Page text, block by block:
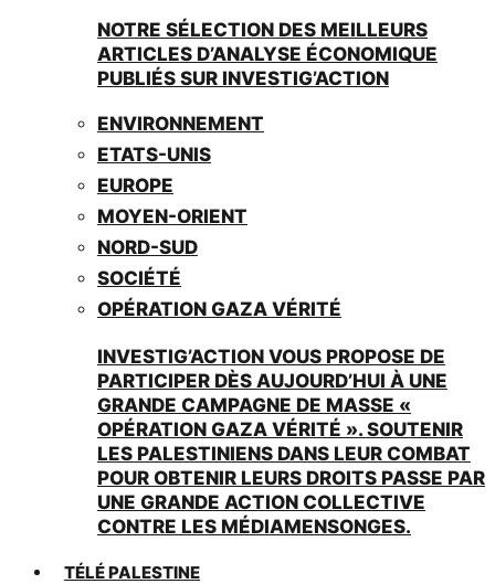
NOTRE SÉLECTION DES MEILLEURS
ARTICLES D’ANALYSE ÉCONOMIQUE
PUBLIÉS SUR INVESTIG’ACTION
ENVIRONNEMENT
ETATS-UNIS
EUROPE
MOYEN-ORIENT
NORD-SUD
SOCIÉTÉ
OPÉRATION GAZA VÉRITÉ
INVESTIG’ACTION VOUS PROPOSE DE
PARTICIPER DÈS AUJOURD’HUI À UNE
GRANDE CAMPAGNE DE MASSE «
OPÉRATION GAZA VÉRITÉ ». SOUTENIR
LES PALESTINIENS DANS LEUR COMBAT
POUR OBTENIR LEURS DROITS PASSE PAR
UNE GRANDE ACTION COLLECTIVE
CONTRE LES MÉDIAMENSONGES.
TÉLÉ PALESTINE